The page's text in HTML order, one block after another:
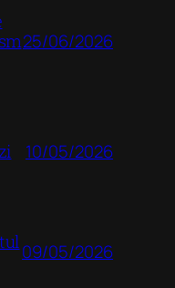
25/06/2026
10/05/2026
09/05/2026